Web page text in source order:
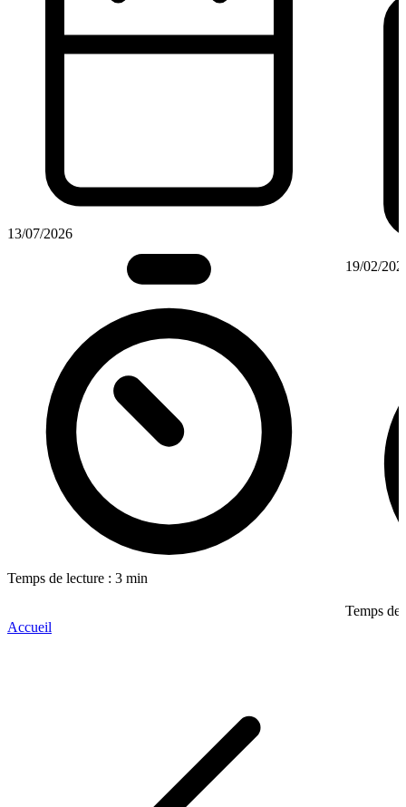
13/07/2026
Temps de lecture : 3 min
19/02/
Temps de
Accueil